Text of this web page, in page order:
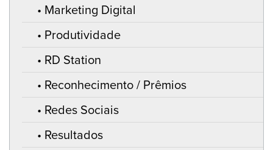
Marketing Digital
Produtividade
RD Station
Reconhecimento / Prêmios
Redes Sociais
Resultados